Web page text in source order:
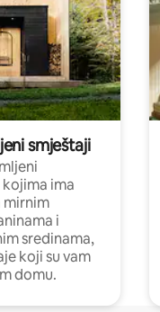
smještaji
ima
mirnim
i
sredinama,
koji su vam
domu.